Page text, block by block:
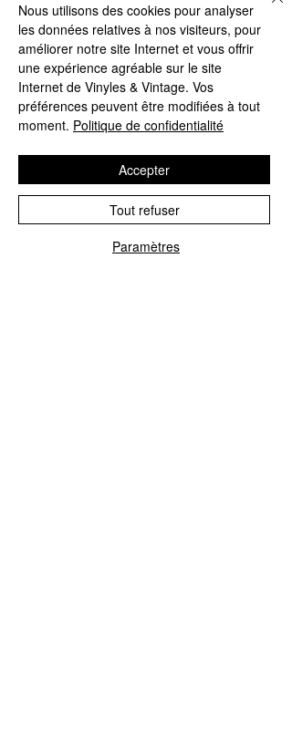
Leur père leur a fait une belle surprise : il a
construit pour eux un curragh, une petite
barque traditionnelle. Ils peuvent y
naviguer, à condition de se tenir à distance
de l'Île aux Brumes, un endroit maudit dont
personne n'est jamais revenu... Ce n'est pas
qu'ils veulent désobéir... mais, un jour
entraînés à la dérive et échouent sur l'Île
aux Brumes. Que faire ? L'explorer, bien sûr
!
Nous utilisons des cookies pour analyser
les données relatives à nos visiteurs, pour
améliorer notre site Internet et vous offrir
une expérience agréable sur le site
Internet de Vinyles & Vintage. Vos
préférences peuvent être modifiées à tout
moment. Politique de confidentialité
Paramètres
Tout refuser
Accepter